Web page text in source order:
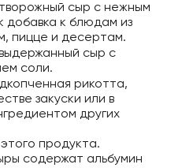
сыр с нежным
добавка к блюдам из
пицце и десертам.
сыр с
соли.
рикотта,
закуски или в
других
этого продукта.
содержат альбумин